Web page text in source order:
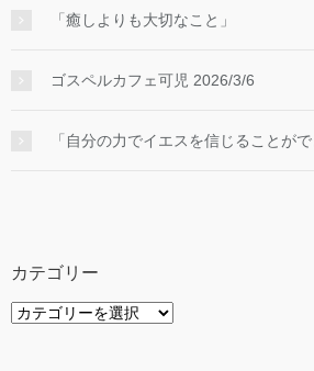
「癒しよりも大切なこと」
ゴスペルカフェ可児 2026/3/6
「自分の力でイエスを信じることがで
カテゴリー
カ